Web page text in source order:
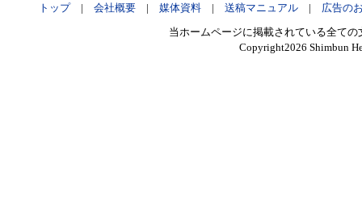
トップ| 会社概要| 媒体資料| 送稿マニュアル| 広告の
当ホームページに掲載されている全て
Copyright2026 Shimbun